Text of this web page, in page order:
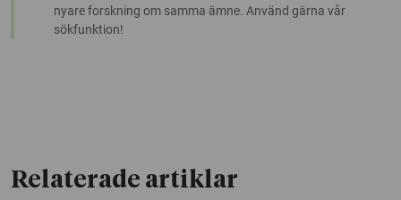
nyare forskning om samma ämne. Använd gärna vår
sökfunktion!
Relaterade artiklar